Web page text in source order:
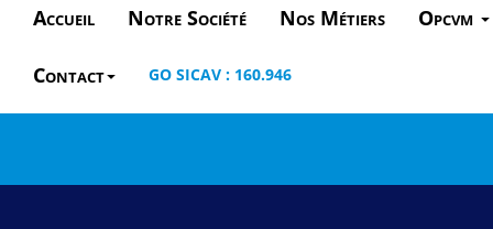
Accueil Notre Société Nos Métiers Opcvm
Contact GO SICAV : 160.946